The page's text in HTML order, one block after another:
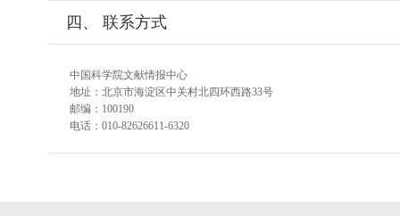
四、 联系方式
中国科学院文献情报中心
地址：北京市海淀区中关村北四环西路33号
邮编：100190
电话：010-82626611-6320